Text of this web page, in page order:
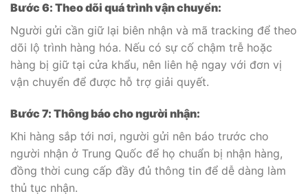
Bước 6: Theo dõi quá trình vận chuyển:
Người gửi cần giữ lại biên nhận và mã tracking để theo
dõi lộ trình hàng hóa. Nếu có sự cố chậm trễ hoặc
hàng bị giữ tại cửa khẩu, nên liên hệ ngay với đơn vị
vận chuyển để được hỗ trợ giải quyết.
Bước 7: Thông báo cho người nhận:
Khi hàng sắp tới nơi, người gửi nên báo trước cho
người nhận ở Trung Quốc để họ chuẩn bị nhận hàng,
đồng thời cung cấp đầy đủ thông tin để dễ dàng làm
thủ tục nhận.